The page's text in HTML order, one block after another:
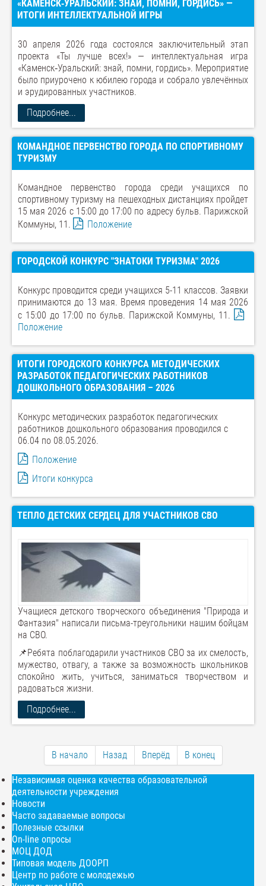
«КАМЕНСК‑УРАЛЬСКИЙ: ЗНАЙ, ПОМНИ, ГОРДИСЬ» —
ИТОГИ ИНТЕЛЛЕКТУАЛЬНОЙ ИГРЫ
30 апреля 2026 года состоялся заключительный этап
проекта «Ты лучше всех!» — интеллектуальная игра
«Каменск‑Уральский: знай, помни, гордись». Мероприятие
было приурочено к юбилею города и собрало увлечённых
и эрудированных участников.
Подробнее...
КОМАНДНОЕ ПЕРВЕНСТВО ГОРОДА ПО СПОРТИВНОМУ
ТУРИЗМУ
Командное первенство города среди учащихся по
спортивному туризму на пешеходных дистанциях пройдет
15 мая 2026 с 15:00 до 17:00 по адреcу бульв. Парижской
Коммуны, 11.
Положение
ГОРОДСКОЙ КОНКУРС "ЗНАТОКИ ТУРИЗМА" 2026
Конкурс проводится среди учащихся 5-11 классов. Заявки
принимаются до 13 мая. Время проведения 14 мая 2026
с 15:00 до 17:00 по бульв. Парижской Коммуны, 11.
Положение
ИТОГИ ГОРОДСКОГО КОНКУРСА МЕТОДИЧЕСКИХ
РАЗРАБОТОК ПЕДАГОГИЧЕСКИХ РАБОТНИКОВ
ДОШКОЛЬНОГО ОБРАЗОВАНИЯ – 2026
Конкурс методических разработок педагогических
работников дошкольного образования проводился с
06.04 по 08.05.2026.
Положение
Итоги конкурса
ТЕПЛО ДЕТСКИХ СЕРДЕЦ ДЛЯ УЧАСТНИКОВ СВО
Учащиеся детского творческого объединения "Природа и
Фантазия" написали письма-треугольники нашим бойцам
на СВО.
📌Ребята поблагодарили участников СВО за их смелость,
мужество, отвагу, а также за возможность школьников
спокойно жить, учиться, заниматься творчеством и
радоваться жизни.
Подробнее...
В начало Назад Вперёд В конец
Независимая оценка качества образовательной
деятельности учреждения
Новости
Часто задаваемые вопросы
Полезные ссылки
On-line опросы
МОЦ ДОД
Типовая модель ДООРП
Центр по работе с молодежью